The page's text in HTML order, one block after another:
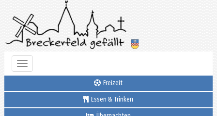
Toggle
navigation
Freizeit
Essen & Trinken